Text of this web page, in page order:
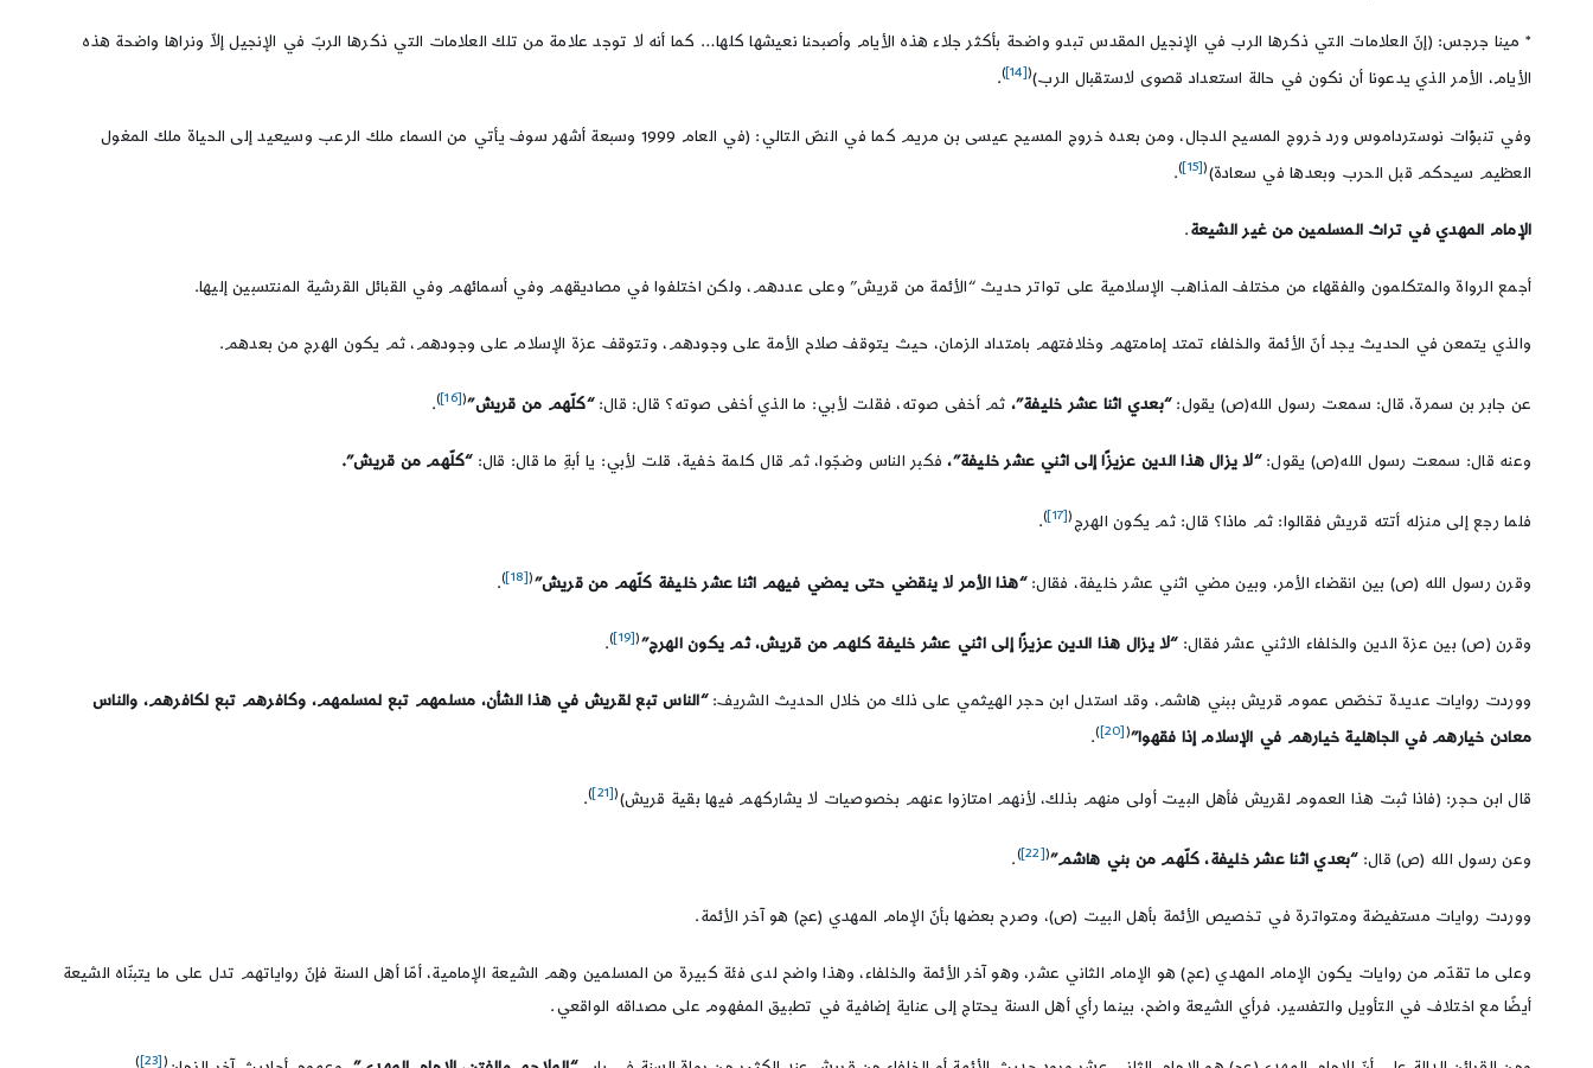
* مينا جرجس: (إنّ العلامات التي ذكرها الرب في الإنجيل المقدس تبدو واضحة بأكثر جلاء هذه الأيام وأصبحنا نعيشها كلها… كما أنه لا توجد علامة من تلك العلامات التي ذكرها الربّ في الإنجيل إلاّ ونراها واضحة هذه
الأيام، الأمر الذي يدعونا أن نكون في حالة استعداد قصوى لاستقبال الرب)(
[14]
)
.
وفي تنبؤات نوسترداموس ورد خروج المسيح الدجال، ومن بعده خروج المسيح عيسى بن مريم كما في النصّ التالي: (في العام 1999 وسبعة أشهر سوف يأتي من السماء ملك الرعب وسيعيد إلى الحياة ملك المغول
العظيم سيحكم قبل الحرب وبعدها في سعادة)(
[15]
)
.
الإمام المهدي في تراث المسلمين من غير الشيعة.
أجمع الرواة والمتكلمون والفقهاء من مختلف المذاهب الإسلامية على تواتر حديث “الأئمة من قريش” وعلى عددهم، ولكن اختلفوا في مصاديقهم وفي أسمائهم وفي القبائل القرشية المنتسبين إليها.
والذي يتمعن في الحديث يجد أنّ الأئمة والخلفاء تمتد إمامتهم وخلافتهم بامتداد الزمان، حيث يتوقف صلاح الأمة على وجودهم، وتتوقف عزة الإسلام على وجودهم، ثم يكون الهرج من بعدهم.
عن جابر بن سمرة، قال: سمعت رسول الله(ص) يقول:“بعدي اثنا عشر خليفة”، ثم أخفى صوته، فقلت لأبي: ما الذي أخفى صوته؟ قال: قال:“كلّهم من قريش”(
[16]
)
.
وعنه قال: سمعت رسول الله(ص) يقول:“لا يزال هذا الدين عزيزًا إلى اثني عشر خليفة”،فكبر الناس وضجّوا، ثم قال كلمة خفية، قلت لأبي: يا أبةِ ما قال: قال:“كلّهم من قريش”.
فلما رجع إلى منزله أتته قريش فقالوا: ثم ماذا؟ قال: ثم يكون الهرج (
[17]
)
.
وقرن رسول الله (ص) بين انقضاء الأمر، وبين مضي اثني عشر خليفة، فقال:“هذا الأمر لا ينقضي حتى يمضي فيهم اثنا عشر خليفة كلّهم من قريش”(
[18]
)
.
وقرن (ص) بين عزة الدين والخلفاء الاثني عشر فقال:“لا يزال هذا الدين عزيزًا إلى اثني عشر خليفة كلهم من قريش، ثم يكون الهرج”(
[19]
)
.
ووردت روايات عديدة تخصّص عموم قريش ببني هاشم، وقد استدل ابن حجر الهيثمي على ذلك من خلال الحديث الشريف:“الناس تبع لقريش في هذا الشأن، مسلمهم تبع لمسلمهم، وكافرهم تبع لكافرهم، والناس
معادن خيارهم في الجاهلية خيارهم في الإسلام إذا فقهوا”(
[20]
)
.
قال ابن حجر: (فاذا ثبت هذا العموم لقريش فأهل البيت أولى منهم بذلك، لأنهم امتازوا عنهم بخصوصيات لا يشاركهم فيها بقية قريش)(
[21]
)
.
وعن رسول الله (ص) قال:“بعدي اثنا عشر خليفة، كلّهم من بني هاشم”(
[22]
)
.
ووردت روايات مستفيضة ومتواترة في تخصيص الأئمة بأهل البيت (ص)، وصرح بعضها بأنّ الإمام المهدي (عج) هو آخر الأئمة.
وعلى ما تقدّم من روايات يكون الإمام المهدي (عج) هو الإمام الثاني عشر، وهو آخر الأئمة والخلفاء، وهذا واضح لدى فئة كبيرة من المسلمين وهم الشيعة الإمامية، أمّا أهل السنة فإنّ رواياتهم تدل على ما يتبنّاه الشيعة
أيضًا مع اختلاف في التأويل والتفسير، فرأي الشيعة واضح، بينما رأي أهل السنة يحتاج إلى عناية إضافية في تطبيق المفهوم على مصداقه الواقعي.
(
[23]
)